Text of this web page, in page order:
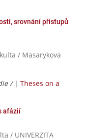
srovnání přístupů
/ Masarykova
/ | Theses on a
afázií
/ UNIVERZITA